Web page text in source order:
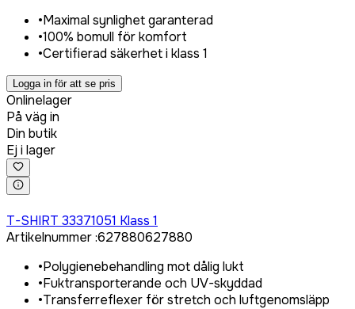
•Maximal synlighet garanterad
•100% bomull för komfort
•Certifierad säkerhet i klass 1
Logga in för att se pris
Onlinelager
På väg in
Din butik
Ej i lager
T-SHIRT 33371051 Klass 1
Artikelnummer:627880627880
•Polygienebehandling mot dålig lukt
•Fuktransporterande och UV-skyddad
•Transferreflexer för stretch och luftgenomsläpp